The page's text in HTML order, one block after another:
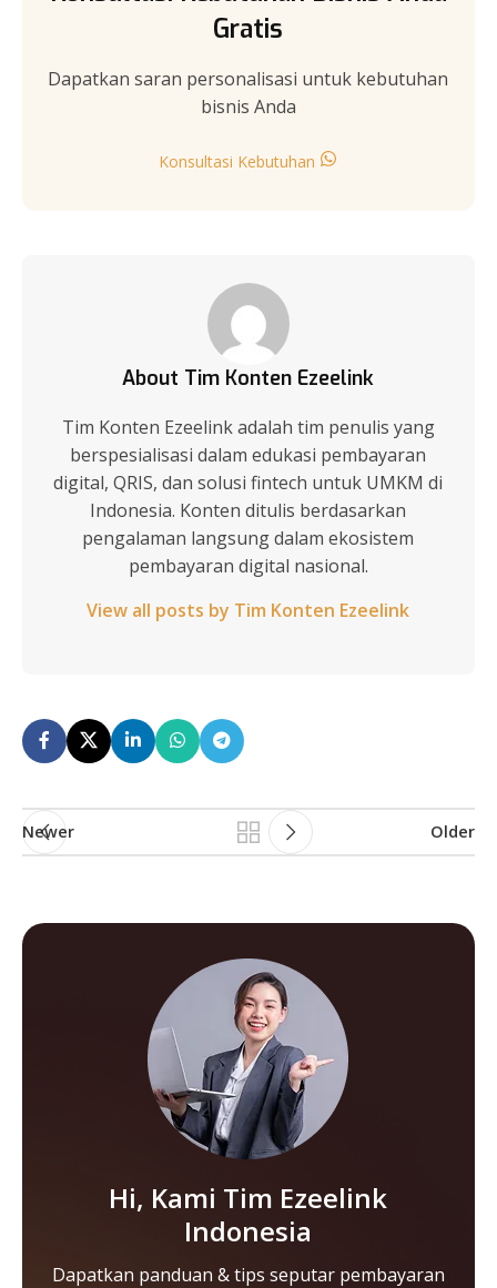
Gratis
Dapatkan saran personalisasi untuk kebutuhan
bisnis Anda
Konsultasi Kebutuhan
About Tim Konten Ezeelink
Tim Konten Ezeelink adalah tim penulis yang
berspesialisasi dalam edukasi pembayaran
digital, QRIS, dan solusi fintech untuk UMKM di
Indonesia. Konten ditulis berdasarkan
pengalaman langsung dalam ekosistem
pembayaran digital nasional.
View all posts by Tim Konten Ezeelink
Newer Older
Hi, Kami Tim Ezeelink
Indonesia
Dapatkan panduan & tips seputar pembayaran